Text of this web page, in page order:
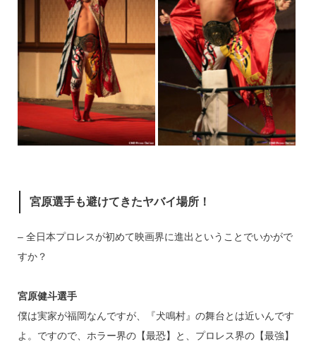
宮原選手も避けてきたヤバイ場所！
– 全日本プロレスが初めて映画界に進出ということでいかがで
すか？
宮原健斗選手
僕は実家が福岡なんですが、『犬鳴村』の舞台とは近いんです
よ。ですので、ホラー界の【最恐】と、プロレス界の【最強】